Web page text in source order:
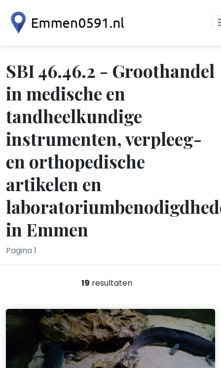
SBI 46.46.2 - Groothandel
in medische en
tandheelkundige
instrumenten, verpleeg-
en orthopedische
artikelen en
in Emmen
Pagina 1
19 resultaten